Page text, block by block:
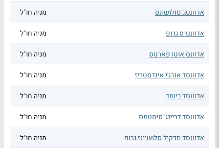
אדוונטג' סולושונס מניה חו"ל
אדוונטיס גרופ מניה חו"ל
אדוונס אוטו פארטס מניה חו"ל
אדוונסד אנרג'י אינדסטריז מניה חו"ל
אדוונסד ביומד מניה חו"ל
אדוונסד דריינג' סיסטמס מניה חו"ל
אדוונסד מדקיל סלושיינז גרופ מניה חו"ל